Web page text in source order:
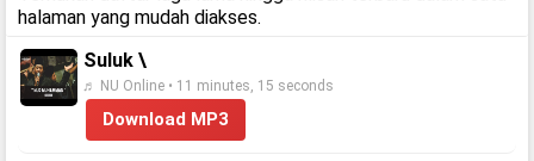
halaman yang mudah diakses.
Suluk \
♬ NU Online • 11 minutes, 15 seconds
Download MP3